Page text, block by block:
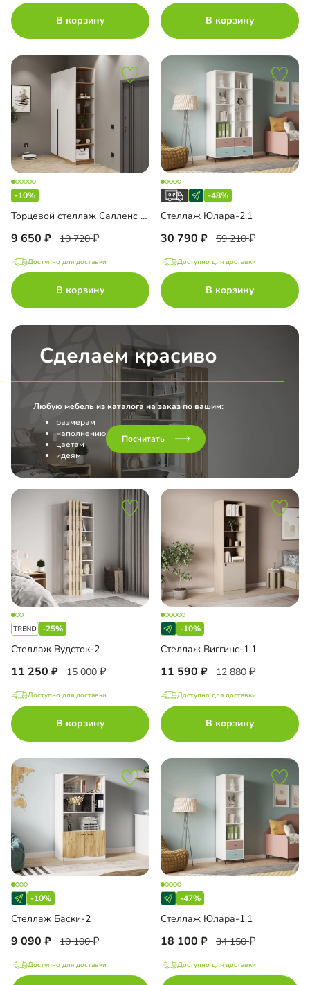
В корзину В корзину
-10%
Торцевой стеллаж Салленс с полками
9 650 10 720
Доступно для доставки
В корзину
-48%
Стеллаж Юлара-2.1
30 790 59 210
Доступно для доставки
В корзину
Сделаем красиво
Любую мебель из каталога на заказ по вашим:
размерам
наполнению
цветам
идеям
Посчитать
-25%
Стеллаж Вудсток-2
11 250 15 000
Доступно для доставки
В корзину
-10%
Стеллаж Виггинс-1.1
11 590 12 880
Доступно для доставки
В корзину
-10%
Стеллаж Баски-2
9 090 10 100
Доступно для доставки
-47%
Стеллаж Юлара-1.1
18 100 34 150
Доступно для доставки